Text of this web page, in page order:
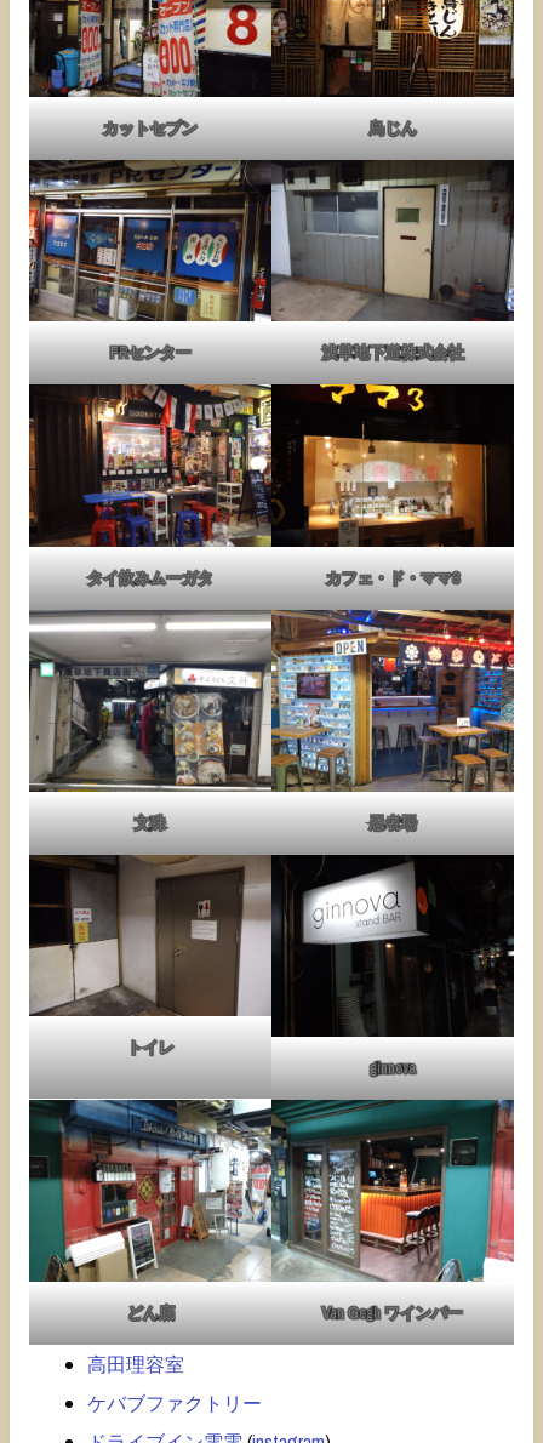
カットセブン 鳥じん
PRセンター 浅草地下道株式会社
タイ飲みムーガタ カフェ・ド・ママ3
文殊 忍者場
トイレ
ginnova
どん底 Van Gogh ワインバー
高田理容室
ケバブファクトリー